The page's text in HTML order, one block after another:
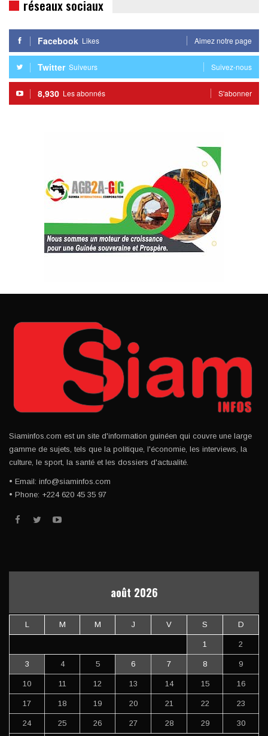
réseaux sociaux
Facebook Likes Aimez notre page
Twitter Suiveurs Suivez-nous
8,930 Les abonnés S'abonner
Siaminfos.com est un site d'information guinéen qui couvre une large
gamme de sujets, tels que la politique, l'économie, les interviews, la
culture, le sport, la santé et les dossiers d'actualité.
• Email: info@siaminfos.com
• Phone: +224 620 45 35 97
août 2026
L M M J V S D
1 2
3 4 5 6 7 8 9
10 11 12 13 14 15 16
17 18 19 20 21 22 23
24 25 26 27 28 29 30